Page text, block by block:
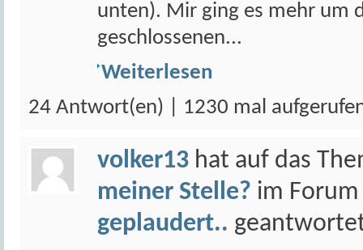
unten). Mir ging es mehr um
geschlossenen...
Weiterlesen
24 Antwort(en) | 1230 mal
volker13 hat auf das
meiner Stelle? im
geplaudert..